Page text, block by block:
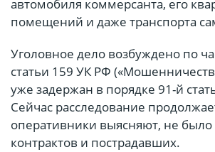
автомобиля коммерсанта, его
помещений и даже транспорта
Уголовное дело возбуждено по
статьи 159 УК РФ
уже задержан в порядке 91-й
Сейчас расследование
оперативники выясняют, не
контрактов и пострадавших.